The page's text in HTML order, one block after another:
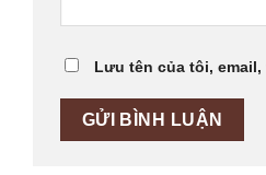
Lưu tên của tôi,